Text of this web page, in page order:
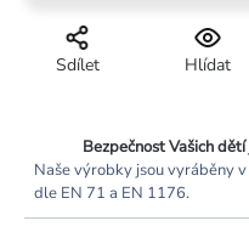
Hlídat
Sdílet
Bezpečnost Vašich
Naše výrobky jsou vyráběny
dle EN 71 a EN 1176.